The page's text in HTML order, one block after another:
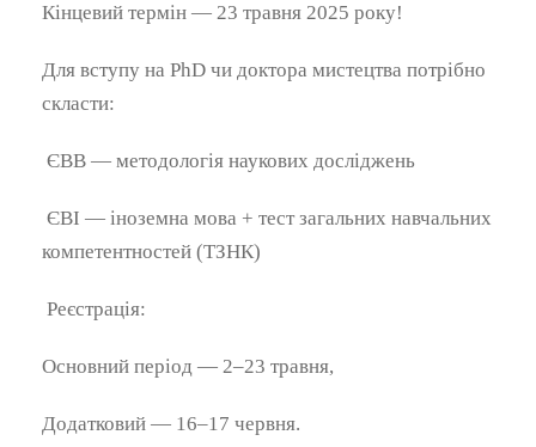
Кінцевий термін — 23 травня 2025 року!
Для вступу на PhD чи доктора мистецтва потрібно
скласти:
ЄВВ — методологія наукових досліджень
ЄВІ — іноземна мова + тест загальних навчальних
компетентностей (ТЗНК)
Реєстрація:
Основний період — 2–23 травня,
Додатковий — 16–17 червня.